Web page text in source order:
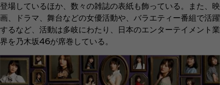
登場しているほか、数々の雑誌の表紙も飾っている。また、映
画、ドラマ、舞台などの女優活動や、バラエティー番組で活躍
するなど、活動は多岐にわたり、日本のエンターテイメント業
界を乃木坂46が席巻している。